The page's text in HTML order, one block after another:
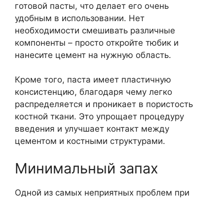
готовой пасты, что делает его очень
удобным в использовании. Нет
необходимости смешивать различные
компоненты – просто откройте тюбик и
нанесите цемент на нужную область.
Кроме того, паста имеет пластичную
консистенцию, благодаря чему легко
распределяется и проникает в пористость
костной ткани. Это упрощает процедуру
введения и улучшает контакт между
цементом и костными структурами.
Минимальный запах
Одной из самых неприятных проблем при